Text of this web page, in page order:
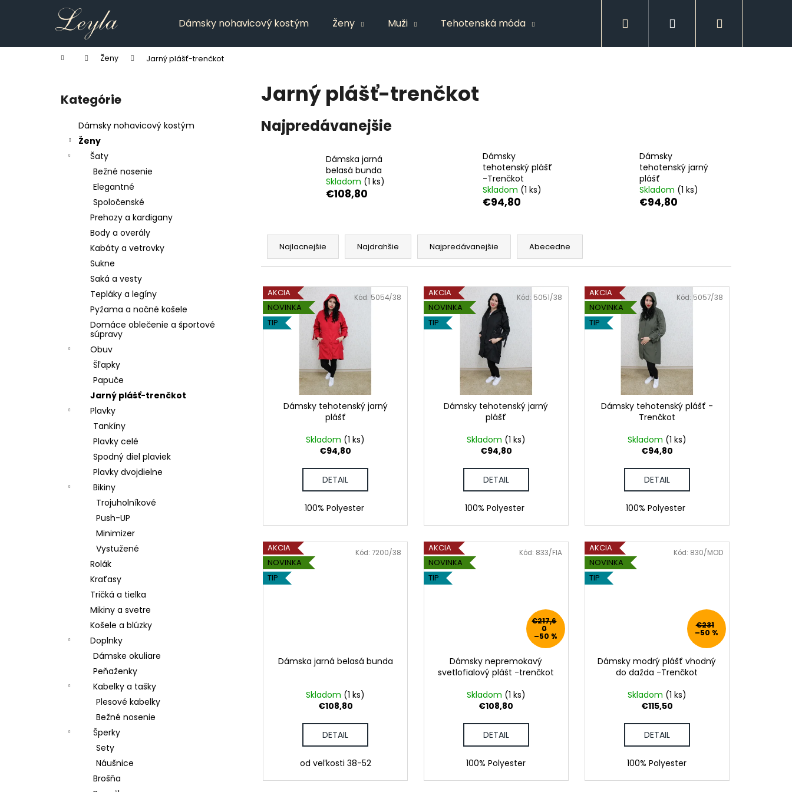
Dámsky nohavicový kostým Ženy Muži Tehotenská móda Spodná bielizeň
Hľadať Prihlásenie
Domov Ženy Jarný plášť-trenčkot
Preskočiť
kategórie
Kategórie
Dámsky nohavicový kostým
Ženy
Šaty
Bežné nosenie
Elegantné
Spoločenské
Prehozy a kardigany
Body a overály
Kabáty a vetrovky
Sukne
Saká a vesty
Tepláky a legíny
Pyžama a nočné košele
Domáce oblečenie a športové
súpravy
Obuv
Šľapky
Papuče
Jarný plášť-trenčkot
Plavky
Tankíny
Plavky celé
Spodný diel plaviek
Plavky dvojdielne
Bikiny
Trojuholníkové
Push-UP
Minimizer
Vystužené
Rolák
Kraťasy
Tričká a tielka
Mikiny a svetre
Košele a blúzky
Doplnky
Dámske okuliare
Peňaženky
Kabelky a tašky
Plesové kabelky
Bežné nosenie
Šperky
Sety
Náušnice
Brošňa
Jarný plášť-trenčkot
Najpredávanejšie
Dámska jarná
belasá bunda
Skladom (1 ks)
€108,80
Dámsky
tehotenský plášť
-Trenčkot
Skladom (1 ks)
€94,80
Dámsky
tehotenský jarný
plášť
Skladom (1 ks)
€94,80
R
d
n
i
e
Najlacnejšie Najdrahšie Najpredávanejšie Abecedne
V
ý
p
i
AKCIA
NOVINKA
TIP
Dámsky tehotenský jarný
plášť
Skladom (1 ks)
€94,80
DETAIL
100% Polyester
Kód: 5054/38
AKCIA
NOVINKA
TIP
Dámsky tehotenský jarný
plášť
Skladom (1 ks)
€94,80
DETAIL
100% Polyester
Kód: 5051/38
AKCIA
NOVINKA
TIP
Dámsky tehotenský plášť -
Trenčkot
Skladom (1 ks)
€94,80
DETAIL
100% Polyester
Kód: 5057/38
AKCIA
NOVINKA
TIP
Dámska jarná belasá bunda
Skladom (1 ks)
€108,80
DETAIL
od veľkosti 38-52
Kód:7200/38
AKCIA
NOVINKA
TIP
€217,6
0
–50 %
Dámsky nepremokavý
svetlofialový pláśt -trenčkot
Skladom (1 ks)
€108,80
DETAIL
100% Polyester
Kód: 833/FIA
AKCIA
NOVINKA
TIP
€231
–50 %
Dámsky modrý plášť vhodný
do dažda -Trenčkot
Skladom (1 ks)
€115,50
DETAIL
100% Polyester
Kód: 830/MOD
í
Späť
do
Späť
do
Odporúčame
DÁMSKE PAPUČE
€15,80
POHÁR K VÝROČIU
DÁMSKE TRIČKO DAJCE MI ŠICKE
€18,50